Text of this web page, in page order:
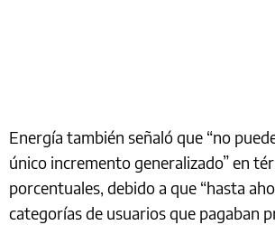
Energía también señaló que “no
único incremento generalizado” en
porcentuales, debido a que “hasta
categorías de usuarios que pagaban